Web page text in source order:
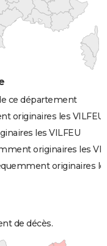
ce département
originaires les VILFEU
les VILFEU
originaires les
originaires
de décès.